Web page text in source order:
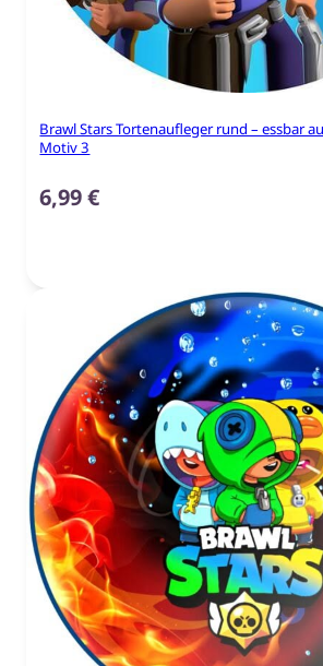
Brawl Stars Tortenaufleger rund – essbar
Motiv 3
6,99€